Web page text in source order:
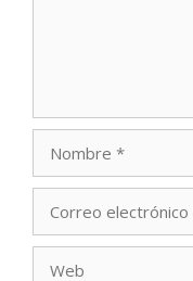
electrónico